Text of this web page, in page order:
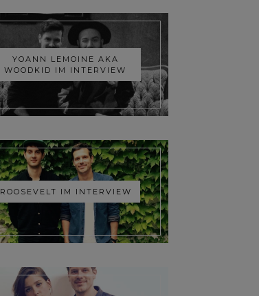
YOANN LEMOINE AKA
WOODKID IM INTERVIEW
ROOSEVELT IM INTERVIEW